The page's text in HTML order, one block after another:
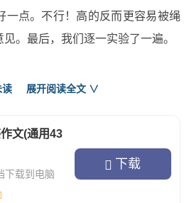
一点。不行！高的反而更容易被绳
。最后，我们逐一实验了一遍。
个发现令我们加紧了速度，并用最
数着：1！2！3！有的体力不支，
然看起来没女生多，但却先前多了
读 展开阅读全文 ∨
文(通用43
下载到电脑
下载